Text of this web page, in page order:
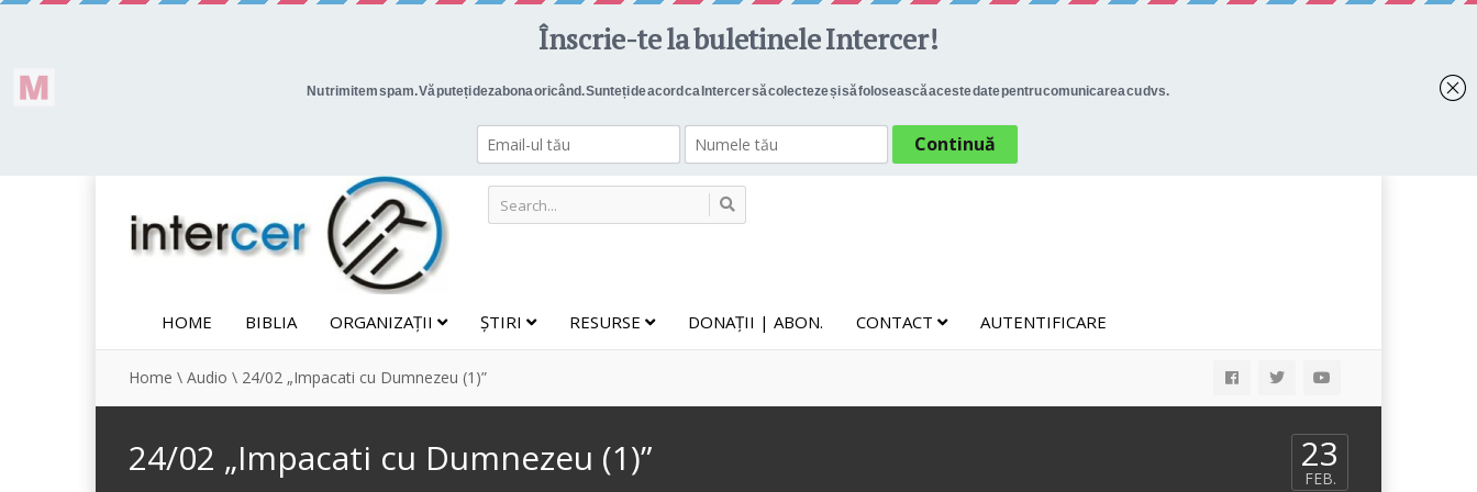
HOME BIBLIA ORGANIZAȚII ȘTIRI RESURSE DONAȚII | ABON. CONTACT AUTENTIFICARE
Home \ Audio \ 24/02 „Impacati cu Dumnezeu (1)”
24/02 „Impacati cu Dumnezeu (1)” 23
FEB.